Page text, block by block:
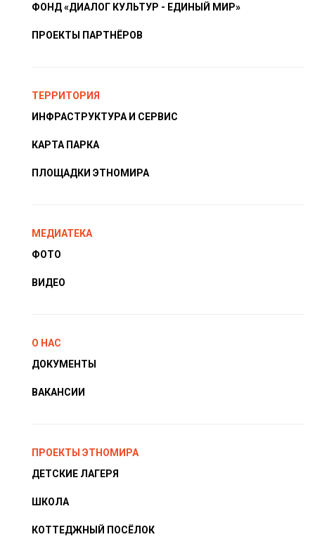
ФОНД «ДИАЛОГ КУЛЬТУР - ЕДИНЫЙ МИР»
ПРОЕКТЫ ПАРТНЁРОВ
ТЕРРИТОРИЯ
ИНФРАСТРУКТУРА И СЕРВИС
КАРТА ПАРКА
ПЛОЩАДКИ ЭТНОМИРА
МЕДИАТЕКА
ФОТО
ВИДЕО
О НАС
ДОКУМЕНТЫ
ВАКАНСИИ
ПРОЕКТЫ ЭТНОМИРА
ДЕТСКИЕ ЛАГЕРЯ
ШКОЛА
КОТТЕДЖНЫЙ ПОСЁЛОК